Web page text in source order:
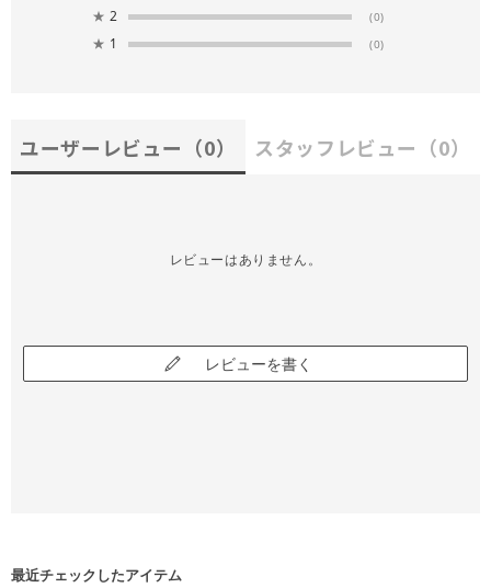
★ 2 (0)
★ 1 (0)
ユーザーレビュー （0） スタッフレビュー （0）
レビューはありません。
レビューを書く
最近チェックしたアイテム